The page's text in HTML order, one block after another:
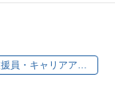
支援職（支援員・キャリアアドバイザー）